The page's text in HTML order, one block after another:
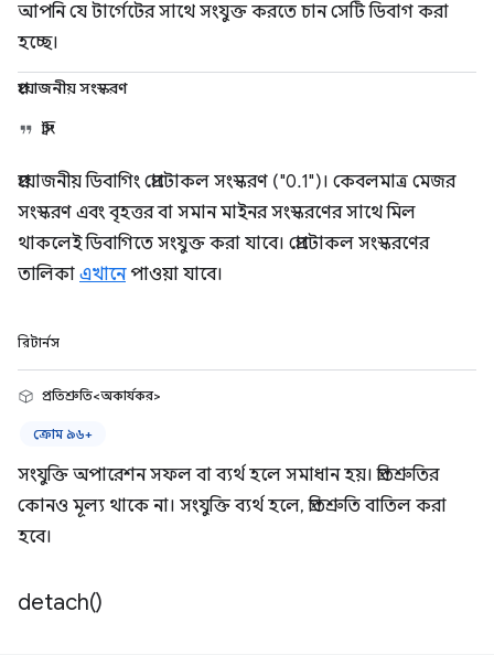
আপনি যে টার্গেটের সাথে সংযুক্ত করতে চান সেটি ডিবাগ করা
হচ্ছে।
প্রয়োজনীয় সংস্করণ
স্ট্রিং
প্রয়োজনীয় ডিবাগিং প্রোটোকল সংস্করণ ("0.1")। কেবলমাত্র মেজর
সংস্করণ এবং বৃহত্তর বা সমান মাইনর সংস্করণের সাথে মিল
থাকলেই ডিবাগিতে সংযুক্ত করা যাবে। প্রোটোকল সংস্করণের
তালিকা এখানেপাওয়া যাবে।
রিটার্নস
প্রতিশ্রুতি<অকার্যকর>
ক্রোম ৯৬+
সংযুক্তি অপারেশন সফল বা ব্যর্থ হলে সমাধান হয়। প্রতিশ্রুতির
কোনও মূল্য থাকে না। সংযুক্তি ব্যর্থ হলে, প্রতিশ্রুতি বাতিল করা
হবে।
detach()